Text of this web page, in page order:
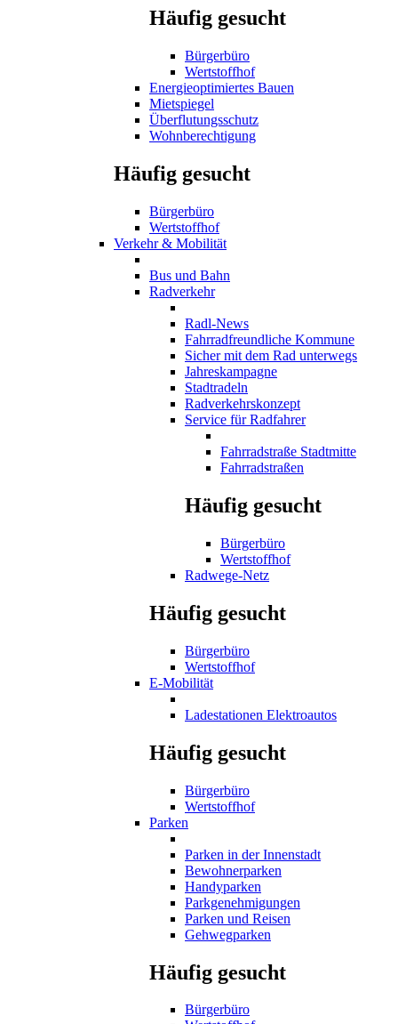
Häufig gesucht
Bürgerbüro
Wertstoffhof
Energieoptimiertes Bauen
Mietspiegel
Überflutungsschutz
Wohnberechtigung
Häufig gesucht
Bürgerbüro
Wertstoffhof
Verkehr & Mobilität
Bus und Bahn
Radverkehr
Radl-News
Fahrradfreundliche Kommune
Sicher mit dem Rad unterwegs
Jahreskampagne
Stadtradeln
Radverkehrskonzept
Service für Radfahrer
Fahrradstraße Stadtmitte
Fahrradstraßen
Häufig gesucht
Bürgerbüro
Wertstoffhof
Radwege-Netz
Häufig gesucht
Bürgerbüro
Wertstoffhof
E-Mobilität
Ladestationen Elektroautos
Häufig gesucht
Bürgerbüro
Wertstoffhof
Parken
Parken in der Innenstadt
Bewohnerparken
Handyparken
Parkgenehmigungen
Parken und Reisen
Gehwegparken
Häufig gesucht
Bürgerbüro